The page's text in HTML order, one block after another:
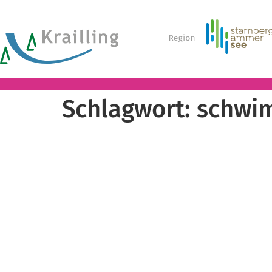
Schlagwort: